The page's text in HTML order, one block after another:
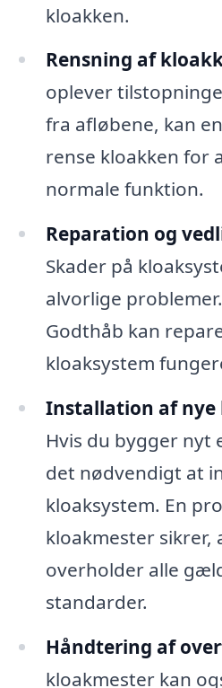
kloakken.
Rensning af
oplever
fra afløbene, kan
rense kloakken for
normale funktion.
Reparation og
Skader på
alvorlige
Godthåb kan
kloaksystem
Installation af nye
Hvis du bygger nyt
det nødvendigt at
kloaksystem. En
kloakmester sikrer,
overholder alle
standarder.
Håndtering af
kloakmester kan